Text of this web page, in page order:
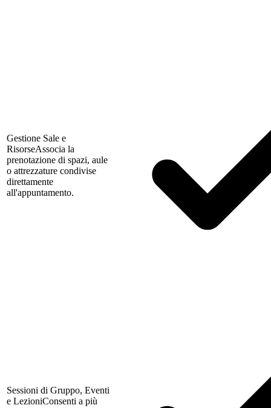
Gestione Sale e
RisorseAssocia la
prenotazione di spazi, aule
o attrezzature condivise
direttamente
all'appuntamento.
Sessioni di Gruppo, Eventi
e LezioniConsenti a più